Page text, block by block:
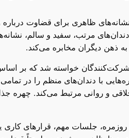
ظاهری برای قضاوت
دندان‌های مرتب، سفید و سالم،
ذهن دیگران مخابره می‌کند.
خواسته شد که بر
با دندان‌های منظم را در
و روانی مرتبط می‌کند. چهره
روزمره، جلسات مهم، قرارهای